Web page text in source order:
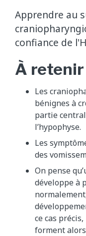
Apprendre au
confiance de
À retenir
Les
bénignes à
partie
l’hypophyse.
Les
des
On pense
développe à
ce cas
forment